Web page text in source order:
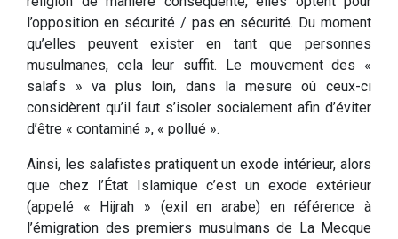
l’opposition en sécurité / pas en sécurité. Du moment
qu’elles peuvent exister en tant que personnes
musulmanes, cela leur suffit. Le mouvement des «
salafs » va plus loin, dans la mesure où ceux-ci
considèrent qu’il faut s’isoler socialement afin d’éviter
d’être « contaminé », « pollué ».
Ainsi, les salafistes pratiquent un exode intérieur, alors
que chez l’État Islamique c’est un exode extérieur
(appelé « Hijrah » (exil en arabe) en référence à
l’émigration des premiers musulmans de La Mecque